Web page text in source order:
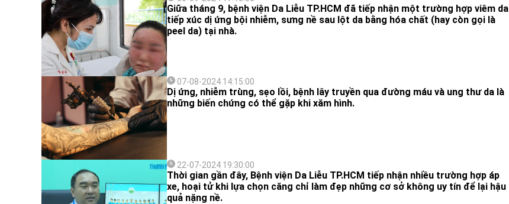
Giữa tháng 9, bệnh viện Da Liễu TP.HCM đã tiếp nhận một trường hợp viêm da
tiếp xúc dị ứng bội nhiễm, sưng nề sau lột da bằng hóa chất (hay còn gọi là
peel da) tại nhà.
07-08-2024 14:15:00
Dị ứng, nhiễm trùng, sẹo lồi, bệnh lây truyền qua đường máu và ung thư da là
những biến chứng có thể gặp khi xăm hình.
22-07-2024 19:30:00
Thời gian gần đây, Bệnh viện Da Liễu TP.HCM tiếp nhận nhiều trường hợp áp
xe, hoại tử khi lựa chọn căng chỉ làm đẹp những cơ sở không uy tín để lại hậu
quả nặng nề.